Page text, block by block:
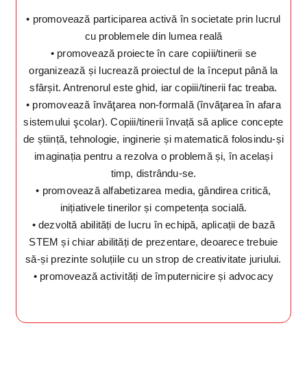
• promovează participarea activă în societate prin lucrul
cu problemele din lumea reală
• promovează proiecte în care copiii/tinerii se
organizează și lucrează proiectul de la început până la
sfârșit. Antrenorul este ghid, iar copiii/tinerii fac treaba.
• promovează învăţarea non-formală (învăţarea în afara
sistemului şcolar). Copiii/tinerii învață să aplice concepte
de știință, tehnologie, inginerie și matematică folosindu-și
imaginația pentru a rezolva o problemă și, în același
timp, distrându-se.
• promovează alfabetizarea media, gândirea critică,
inițiativele tinerilor și competența socială.
• dezvoltă abilități de lucru în echipă, aplicații de bază
STEM și chiar abilități de prezentare, deoarece trebuie
să-și prezinte soluțiile cu un strop de creativitate juriului.
• promovează activități de împuternicire și advocacy